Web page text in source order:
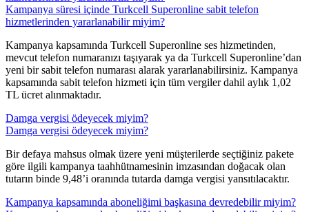
Kampanya süresi içinde Turkcell Superonline sabit telefon
hizmetlerinden yararlanabilir miyim?
​​Kampanya kapsamında Turkcell Superonline ses hizmetinden,
mevcut telefon numaranızı taşıyarak ya da Turkcell Superonline’dan
yeni bir sabit telefon numarası alarak yararlanabilirsiniz. Kampanya
kapsamında sabit telefon hizmeti için tüm vergiler dahil aylık 1,02
TL ücret alınmaktadır.
Damga vergisi ödeyecek miyim?
Damga vergisi ödeyecek miyim?
​Bir defaya mahsus olmak üzere yeni müşterilerde seçtiğiniz pakete
göre ilgili kampanya taahhütnamesinin imzasından doğacak olan
tutarın binde 9,48’i oranında tutarda damga vergisi yansıtılacaktır.
​Kampanya kapsamında aboneliğimi başkasına devredebilir miyim?